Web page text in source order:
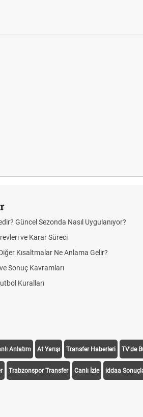
Güncel Sezonda Nasıl Uygulanıyor?
ve Karar Süreci
Kısaltmalar Ne Anlama Gelir?
Sonuç Kavramları
Kuralları
Anlatım At Yarışı Transfer Haberleri TV'de
Trabzonspor Transfer Canlı İzle iddaa